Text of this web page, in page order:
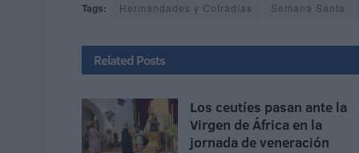
Tags: Hermandades y Cofradías Semana Santa
Related Posts
Los ceutíes pasan ante la
Virgen de África en la
jornada de veneración